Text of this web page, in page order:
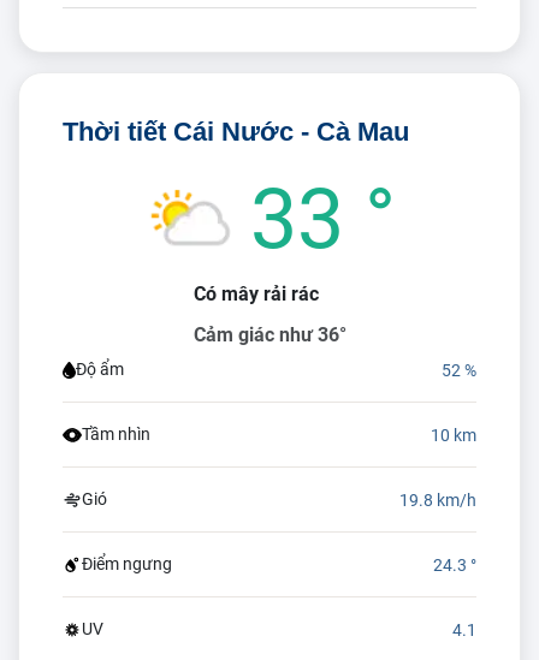
Thời tiết Cái Nước - Cà Mau
33 °
Có mây rải rác
Cảm giác như 36°
Độ ẩm 52 %
Tầm nhìn 10 km
Gió 19.8 km/h
Điểm ngưng 24.3 °
UV 4.1